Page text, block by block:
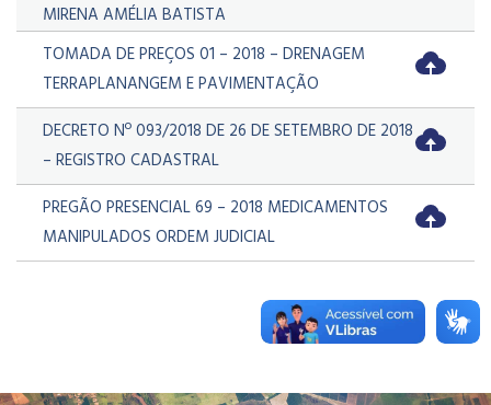
MIRENA AMÉLIA BATISTA
TOMADA DE PREÇOS 01 – 2018 – DRENAGEM
TERRAPLANANGEM E PAVIMENTAÇÃO
DECRETO Nº 093/2018 DE 26 DE SETEMBRO DE 2018
– REGISTRO CADASTRAL
PREGÃO PRESENCIAL 69 – 2018 MEDICAMENTOS
MANIPULADOS ORDEM JUDICIAL